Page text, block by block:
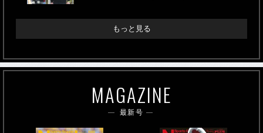
もっと見る
MAGAZINE
最新号